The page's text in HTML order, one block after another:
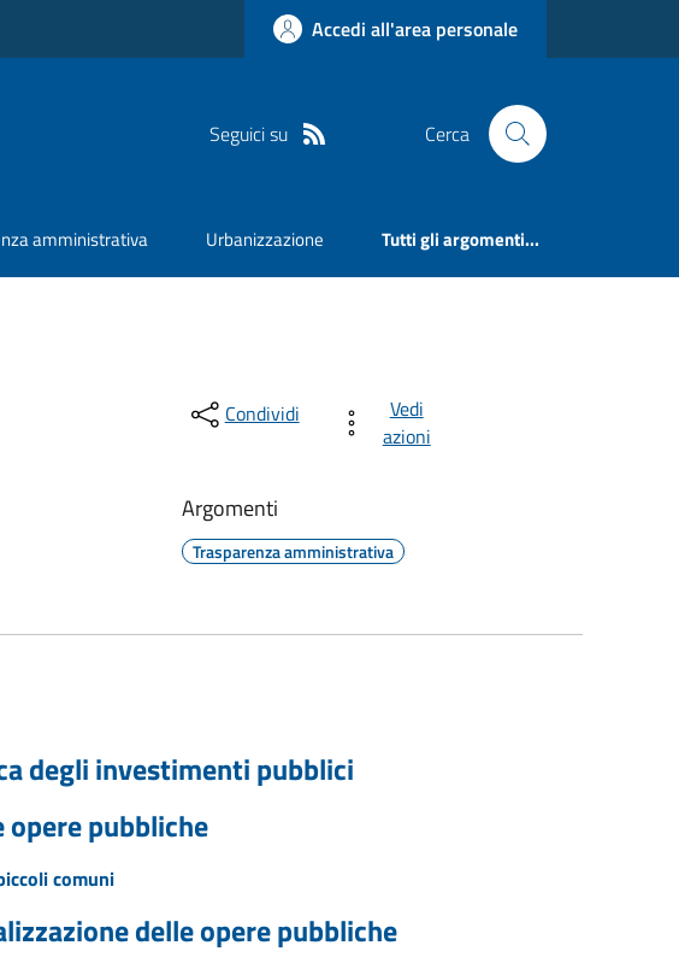
Accedi all'area personale
Seguici su Cerca
amministrativa Urbanizzazione Tutti gli argomenti...
Condividi
Vedi
azioni
Argomenti
Trasparenza amministrativa
degli investimenti pubblici
pubbliche
comuni
delle opere pubbliche